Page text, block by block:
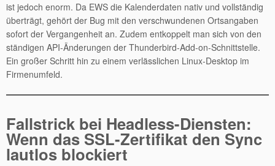
ist jedoch enorm. Da EWS die Kalenderdaten nativ und vollständig
überträgt, gehört der Bug mit den verschwundenen Ortsangaben
sofort der Vergangenheit an. Zudem entkoppelt man sich von den
ständigen API-Änderungen der Thunderbird-Add-on-Schnittstelle.
Ein großer Schritt hin zu einem verlässlichen Linux-Desktop im
Firmenumfeld.
Fallstrick bei Headless-Diensten:
Wenn das SSL-Zertifikat den Sync
lautlos blockiert